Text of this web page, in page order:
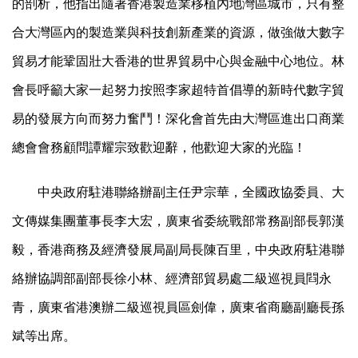
合大灣區內的製造業與科技創新產業的資源，做強做大數字
貿易才能鞏固壯大香港的世界貿易中心與金融中心地位。林
會長呼籲大家一起努力按照李家超特首倡導的新時代數字貿
易的發展方向而努力奮鬥！深化會首先由大灣區進出口商業
總會會務顧問譚耀宗致歡迎辭，他歡迎大家的光臨！
中央政府駐港聯絡辦副主任尹宗華，全國政協委員、大
文傳媒集團董事長李大宏，廣東省委統戰部常務副部長郭漢
毅，香港商務及經濟發展局副局長陳百里，中央政府駐港聯
絡辦協調部副部長徐小林、經濟部貿易處二級巡視員閰永
青，廣東省港澳辦二級巡視員區劍偉，廣東省商廳副廳長孫
斌等出席。